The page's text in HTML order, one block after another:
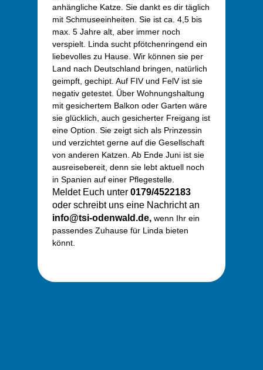
anhängliche Katze. Sie dankt es dir täglich
mit Schmuseeinheiten. Sie ist ca. 4,5 bis
max. 5 Jahre alt, aber immer noch
verspielt. Linda sucht pfötchenringend ein
liebevolles zu Hause. Wir können sie per
Land nach Deutschland bringen, natürlich
geimpft, gechipt. Auf FIV und FelV ist sie
negativ getestet. Über Wohnungshaltung
mit gesichertem Balkon oder Garten wäre
sie glücklich, auch gesicherter Freigang ist
eine Option. Sie zeigt sich als Prinzessin
und verzichtet gerne auf die Gesellschaft
von anderen Katzen. Ab Ende Juni ist sie
ausreisebereit, denn sie lebt aktuell noch
in Spanien auf einer Pflegestelle.
Meldet Euch unter 0179/4522183
oder schreibt uns eine Nachricht an
info@tsi-odenwald.de, wenn Ihr ein
passendes Zuhause für Linda bieten
könnt.